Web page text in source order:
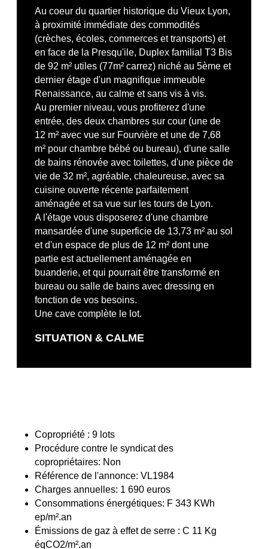
Au coeur du quartier historique du Vieux Lyon,
à proximité immédiate des commodités
(crèches, écoles, commerces et transports) et
en face de la Presqu'ile, Duplex familial T3 Bis
de 92 m² utiles (77m² carrez) niché au 5ème et
dernier étage d'un magnifique immeuble
Renaissance, au calme et sans vis à vis.
Au premier niveau, vous profiterez d'une
entrée, des deux chambres sur cour (une de
12 m² avec vue sur Fourvière et une de 7,68
m² pour chambre bébé ou bureau), d'une salle
de bains rénovée avec toilettes, d'une pièce de
vie de 32 m², agréable, chaleureuse, avec sa
cuisine ouverte récente parfaitement
aménagée et sa vue sur les tours de Lyon.
A l'étage vous disposerez d'une chambre
mansardée d'une superficie de 13,73 m² au sol
et d'un espace de plus de 12 m² dont une
partie est actuellement aménagée en
buanderie, et qui pourrait être transformé en
bureau ou salle de bains avec dressing en
fonction de vos besoins.
Une cave complète le lot.
SITUATION & CALME
Copropriété : 9 lots
Procédure contre le syndicat des
copropriétaires: Non
Référence de l'annonce: VL1984
Charges annuelles: 1 690 euros
Consommations énergétiques: F 343 KWh
ep/m².an
Émissions de gaz à effet de serre : C 11 Kg
éqCO2/m².an